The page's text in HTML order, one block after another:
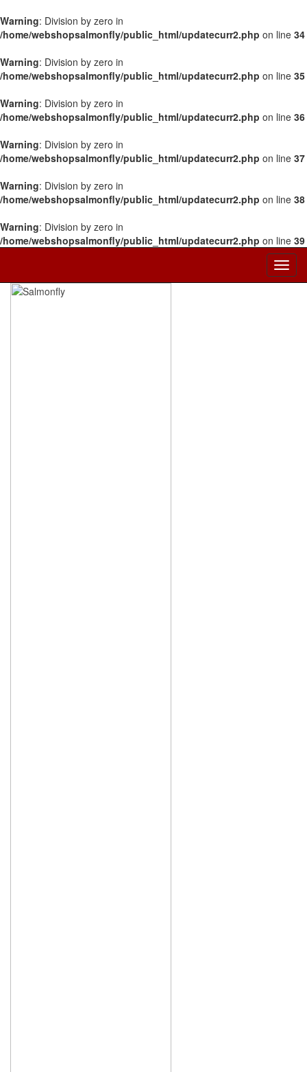
Warning: Division by zero in
/home/webshopsalmonfly/public_html/updatecurr2.php on line 34
Warning: Division by zero in
/home/webshopsalmonfly/public_html/updatecurr2.php on line 35
Warning: Division by zero in
/home/webshopsalmonfly/public_html/updatecurr2.php on line 36
Warning: Division by zero in
/home/webshopsalmonfly/public_html/updatecurr2.php on line 37
Warning: Division by zero in
/home/webshopsalmonfly/public_html/updatecurr2.php on line 38
Warning: Division by zero in
/home/webshopsalmonfly/public_html/updatecurr2.php on line 39